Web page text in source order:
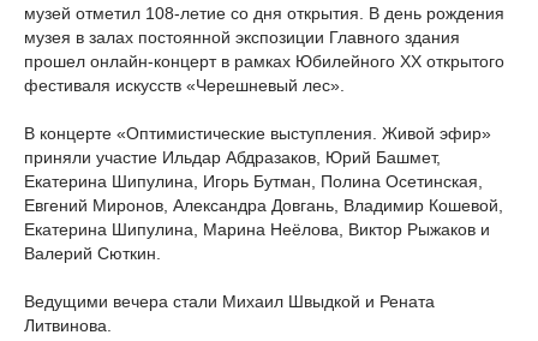
музей отметил 108-летие со дня открытия. В день рождения
музея в залах постоянной экспозиции Главного здания
прошел онлайн-концерт в рамках Юбилейного XX открытого
фестиваля искусств «Черешневый лес».
В концерте «Оптимистические выступления. Живой эфир»
приняли участие Ильдар Абдразаков, Юрий Башмет,
Екатерина Шипулина, Игорь Бутман, Полина Осетинская,
Евгений Миронов, Александра Довгань, Владимир Кошевой,
Екатерина Шипулина, Марина Неёлова, Виктор Рыжаков и
Валерий Сюткин.
Ведущими вечера стали Михаил Швыдкой и Рената
Литвинова.